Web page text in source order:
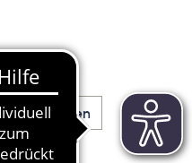
Mehr sehen